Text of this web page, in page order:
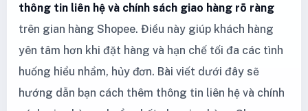
thông tin liên hệ và chính sách giao hàng rõ ràng
trên gian hàng Shopee. Điều này giúp khách hàng
yên tâm hơn khi đặt hàng và hạn chế tối đa các tình
huống hiểu nhầm, hủy đơn. Bài viết dưới đây sẽ
hướng dẫn bạn cách thêm thông tin liên hệ và chính